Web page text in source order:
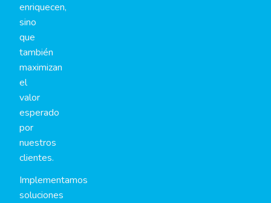
enriquecen,
sino
que
también
maximizan
el
valor
esperado
por
nuestros
clientes.
Implementamos
soluciones